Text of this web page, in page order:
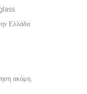
Ελλάδα
ακόμη.